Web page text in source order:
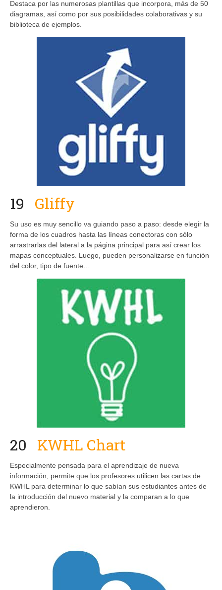
Destaca por las numerosas plantillas que incorpora, más de 50
diagramas, así como por sus posibilidades colaborativas y su
biblioteca de ejemplos.
19 Gliffy
Su uso es muy sencillo va guiando paso a paso: desde elegir la
forma de los cuadros hasta las líneas conectoras con sólo
arrastrarlas del lateral a la página principal para así crear los
mapas conceptuales. Luego, pueden personalizarse en función
del color, tipo de fuente…
20 KWHL Chart
Especialmente pensada para el aprendizaje de nueva
información, permite que los profesores utilicen las cartas de
KWHL para determinar lo que sabían sus estudiantes antes de
la introducción del nuevo material y la comparan a lo que
aprendieron.